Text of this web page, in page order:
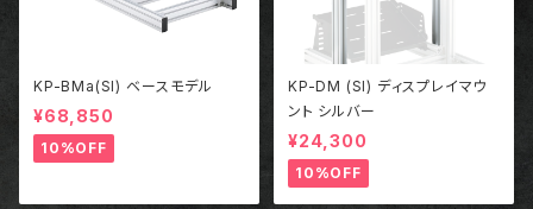
KP-BMa(SI) ベースモデル
¥68,850
10%OFF
KP-DM (SI) ディスプレイマウ
ント シルバー
¥24,300
10%OFF